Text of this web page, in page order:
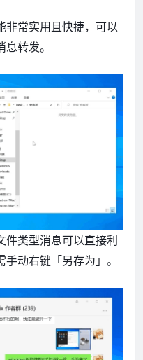
非常实用且快捷，可以
转发。
件类型消息可以直接利
动右键「另存为」。